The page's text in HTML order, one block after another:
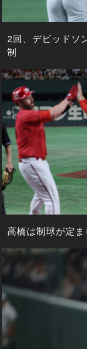
2回、デビッドソ
制
高橋は制球が定